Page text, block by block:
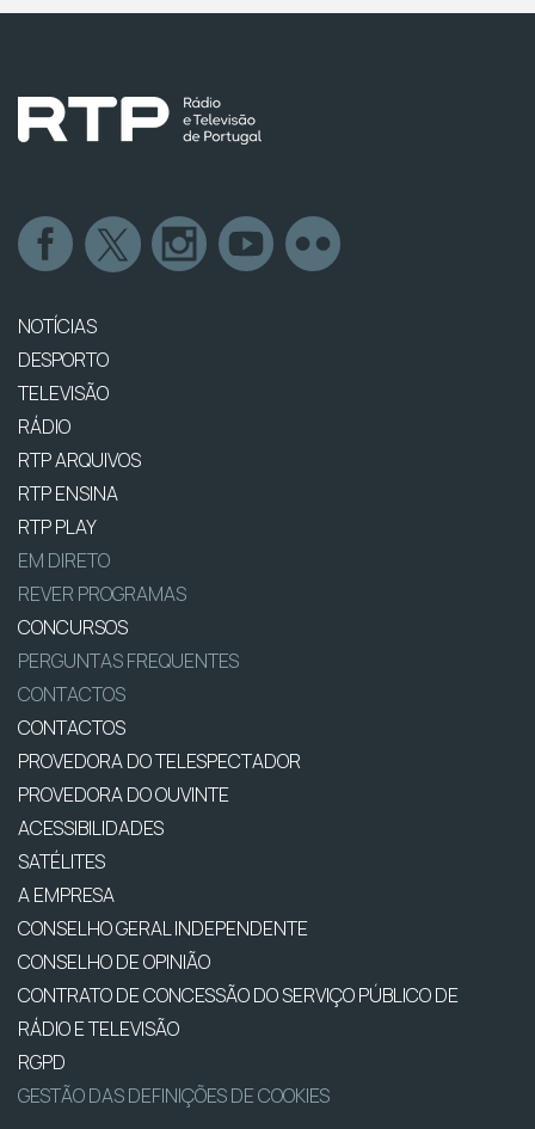
NOTÍCIAS
DESPORTO
TELEVISÃO
RÁDIO
RTP ARQUIVOS
RTP ENSINA
RTP PLAY
EM DIRETO
REVER PROGRAMAS
CONCURSOS
PERGUNTAS FREQUENTES
CONTACTOS
CONTACTOS
PROVEDORA DO TELESPECTADOR
PROVEDORA DO OUVINTE
ACESSIBILIDADES
SATÉLITES
A EMPRESA
CONSELHO GERAL INDEPENDENTE
CONSELHO DE OPINIÃO
CONTRATO DE CONCESSÃO DO SERVIÇO PÚBLICO DE
RÁDIO E TELEVISÃO
RGPD
GESTÃO DAS DEFINIÇÕES DE COOKIES